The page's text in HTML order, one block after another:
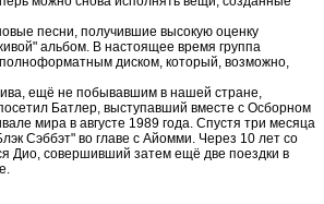
песни, получившие высокую оценку
альбом. В настоящее время группа
диском, который, возможно,
ещё не побывавшим в нашей стране,
Батлер, выступавший вместе с Осборном
мира в августе 1989 года. Спустя три месяца
Сэббэт" во главе с Айомми. Через 10 лет со
Дио, совершивший затем ещё две поездки в